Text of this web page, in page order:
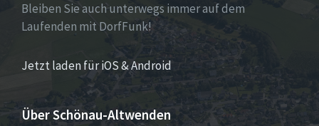
Bleiben Sie auch unterwegs immer auf dem
Laufenden mit DorfFunk!
Jetzt laden für iOS & Android
Über Schönau-Altwenden